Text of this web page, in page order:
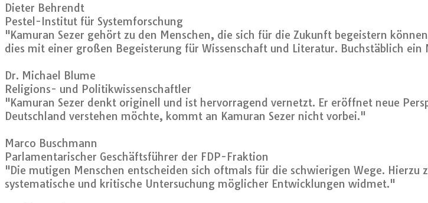
Dieter Behrendt
Pestel-Institut für Systemforschung
"Kamuran Sezer gehört zu den Menschen, die sich für die Zukunft begeistern
dies mit einer großen Begeisterung für Wissenschaft und Literatur. Buchstäblich
Dr. Michael Blume
Religions- und Politikwissenschaftler
"Kamuran Sezer denkt originell und ist hervorragend vernetzt. Er eröffnet neue
Deutschland verstehen möchte, kommt an Kamuran Sezer nicht vorbei."
Marco Buschmann
Parlamentarischer Geschäftsführer der FDP-Fraktion
"Die mutigen Menschen entscheiden sich oftmals für die schwierigen Wege. Hierzu
systematische und kritische Untersuchung möglicher Entwicklungen widmet."